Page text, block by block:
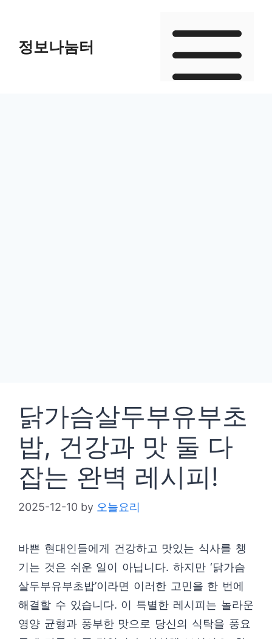
content정보나눔터
닭가슴살두부유부초
밥, 건강과 맛 둘 다
잡는 완벽 레시피!
2025-12-10 by 오늘요리
바쁜 현대인들에게 건강하고 맛있는 식사를 챙
기는 것은 쉬운 일이 아닙니다. 하지만 ‘닭가슴
살두부유부초밥’이라면 이러한 고민을 한 번에
해결할 수 있습니다. 이 특별한 레시피는 놀라운
영양 균형과 풍부한 맛으로 당신의 식탁을 풍요